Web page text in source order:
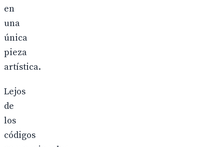
en
una
única
pieza
artística.
Lejos
de
los
códigos